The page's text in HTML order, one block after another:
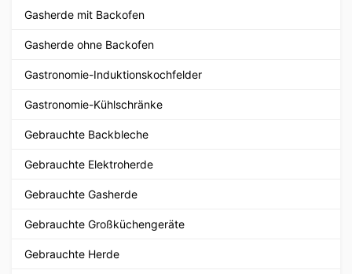
Gasherde mit Backofen
Gasherde ohne Backofen
Gastronomie-Induktionskochfelder
Gastronomie-Kühlschränke
Gebrauchte Backbleche
Gebrauchte Elektroherde
Gebrauchte Gasherde
Gebrauchte Großküchengeräte
Gebrauchte Herde